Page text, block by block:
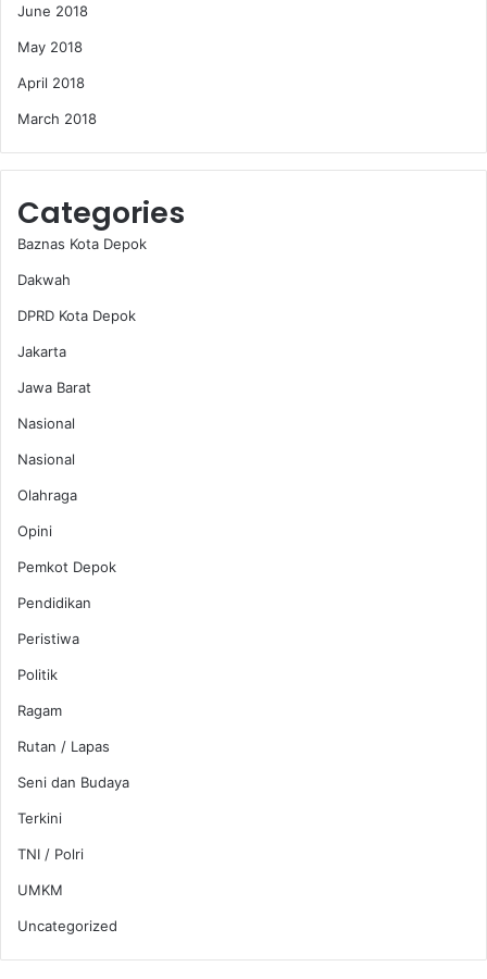
June 2018
May 2018
April 2018
March 2018
Categories
Baznas Kota Depok
Dakwah
DPRD Kota Depok
Jakarta
Jawa Barat
Nasional
Nasional
Olahraga
Opini
Pemkot Depok
Pendidikan
Peristiwa
Politik
Ragam
Rutan / Lapas
Seni dan Budaya
Terkini
TNI / Polri
UMKM
Uncategorized